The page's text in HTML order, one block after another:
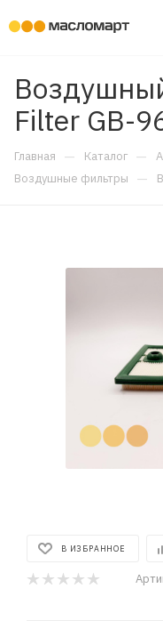
Filter GB-
Главная — Каталог —
Воздушные фильтры —
В ИЗБРАННОЕ